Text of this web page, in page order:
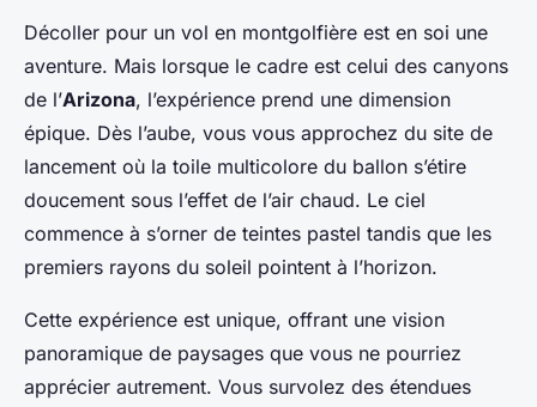
Décoller pour un vol en montgolfière est en soi une
aventure. Mais lorsque le cadre est celui des canyons
de l’Arizona, l’expérience prend une dimension
épique. Dès l’aube, vous vous approchez du site de
lancement où la toile multicolore du ballon s’étire
doucement sous l’effet de l’air chaud. Le ciel
commence à s’orner de teintes pastel tandis que les
premiers rayons du soleil pointent à l’horizon.
Cette expérience est unique, offrant une vision
panoramique de paysages que vous ne pourriez
apprécier autrement. Vous survolez des étendues